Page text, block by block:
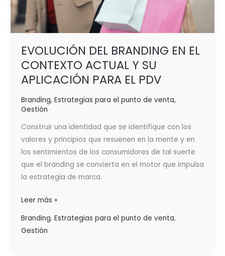
EVOLUCIÓN DEL BRANDING EN EL
CONTEXTO ACTUAL Y SU
APLICACIÓN PARA EL PDV
Branding, Estrategias para el punto de venta,
Gestión
Construir una identidad que se identifique con los
valores y principios que resuenen en la mente y en
los sentimientos de los consumidores de tal suerte
que el branding se convierta en el motor que impulsa
la estrategia de marca.
Leer más »
Branding, Estrategias para el punto de venta,
Gestión